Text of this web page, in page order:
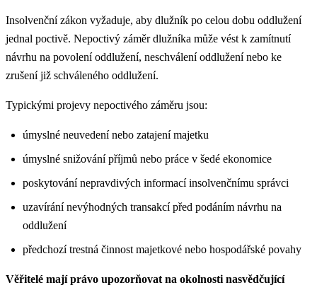
Insolvenční zákon vyžaduje, aby dlužník po celou dobu oddlužení
jednal poctivě. Nepoctivý záměr dlužníka může vést k zamítnutí
návrhu na povolení oddlužení, neschválení oddlužení nebo ke
zrušení již schváleného oddlužení.
Typickými projevy nepoctivého záměru jsou:
úmyslné neuvedení nebo zatajení majetku
úmyslné snižování příjmů nebo práce v šedé ekonomice
poskytování nepravdivých informací insolvenčnímu správci
uzavírání nevýhodných transakcí před podáním návrhu na
oddlužení
předchozí trestná činnost majetkové nebo hospodářské povahy
Věřitelé mají právo upozorňovat na okolnosti nasvědčující